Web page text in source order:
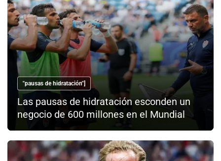
"pausas de hidratación"]
Las pausas de hidratación esconden un
negocio de 600 millones en el Mundial